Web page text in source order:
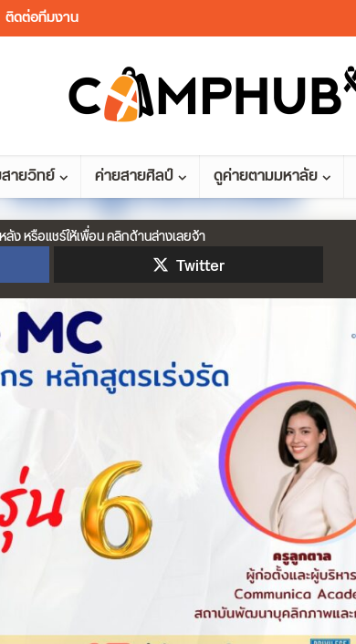
ติดต่อทีมงาน
ายวิทย์ ค่ายสายศิลป์ ดูค่ายตามมหาลัย
ง หรือแชร์ให้เพื่อน คลิกด้านล่างเลยจ้า
Twitter